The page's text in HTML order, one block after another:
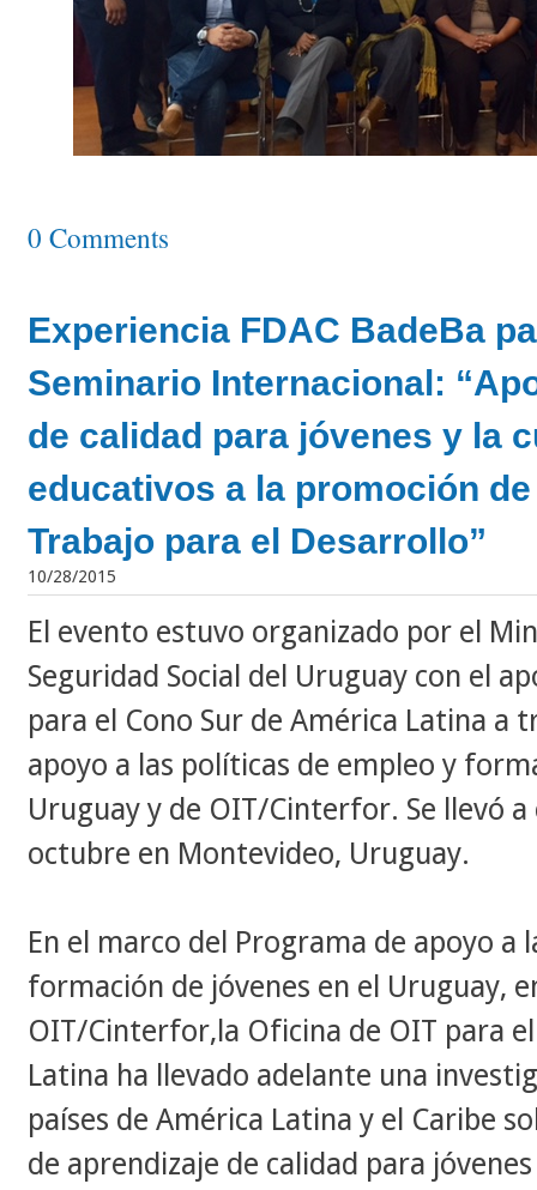
0 Comments
Experiencia FDAC BadeBa
Seminario Internacional:
de calidad para jóvenes y la
educativos a la promoción
Trabajo para el Desarrollo”
10/28/2015
El evento estuvo organizado por el
Seguridad Social del Uruguay con el
para el Cono Sur de América Latina a
apoyo a las políticas de empleo y
Uruguay y de OIT/Cinterfor. Se llevó a
octubre en Montevideo, Uruguay.
En el marco del Programa de apoyo a
formación de jóvenes en el Uruguay,
OIT/Cinterfor, la Oficina de OIT para
Latina ha llevado adelante una
países de América Latina y el Caribe
de aprendizaje de calidad para